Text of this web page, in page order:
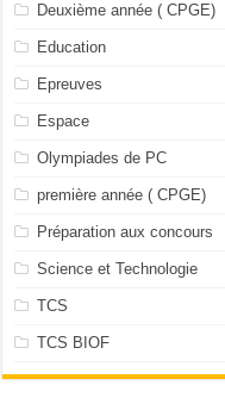
Deuxième année ( CPGE)
Education
Epreuves
Espace
Olympiades de PC
première année ( CPGE)
Préparation aux concours
Science et Technologie
TCS
TCS BIOF